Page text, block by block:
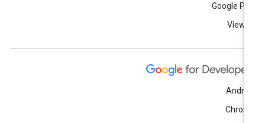
Google
View